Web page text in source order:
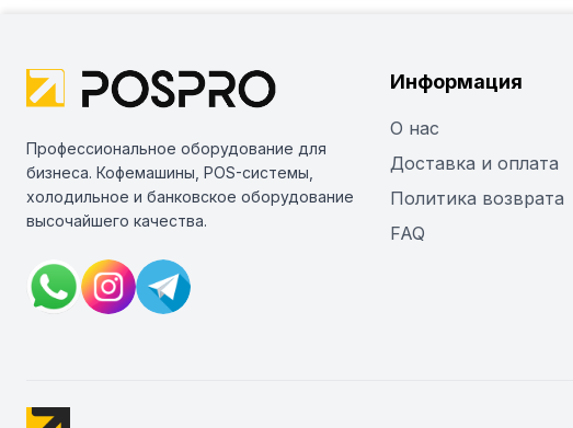
Профессиональное оборудование для
бизнеса. Кофемашины, POS-системы,
холодильное и банковское оборудование
высочайшего качества.
Информация
О нас
Доставка и оплата
Политика возврата
FAQ